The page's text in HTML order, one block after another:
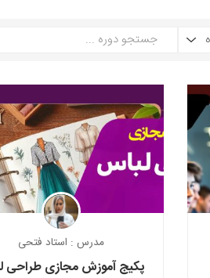
مدرس : استاد فتحی
پکیج آموزش مجازی طراحی